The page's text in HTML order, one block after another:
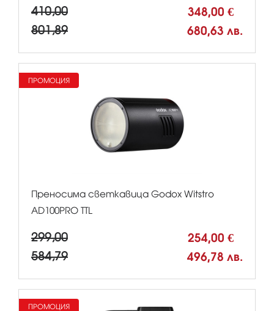
410,00 348,00 €
801,89 680,63 лв.
Преносима светкавица Godox Witstro
AD100PRO TTL
299,00 254,00 €
584,79 496,78 лв.
ПРОМОЦИЯ
ПРОМОЦИЯ